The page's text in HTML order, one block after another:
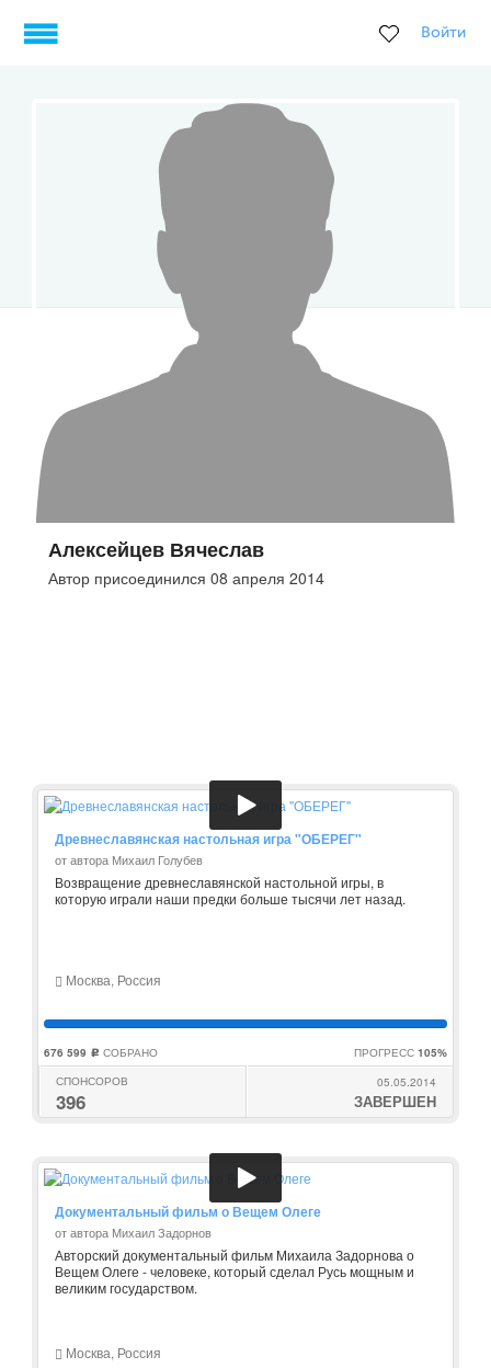
Войти
Алексейцев Вячеслав
Автор присоединился 08 апреля 2014
Древнеславянская настольная игра "ОБЕРЕГ"
от автора Михаил Голубев
Возвращение древнеславянской настольной игры, в
которую играли наши предки больше тысячи лет назад.
Москва, Россия
676 599 c СОБРАНО ПРОГРЕСС 105%
СПОНСОРОВ
396
05.05.2014
ЗАВЕРШЕН
Документальный фильм о Вещем Олеге
от автора Михаил Задорнов
Авторский документальный фильм Михаила Задорнова о
Вещем Олеге - человеке, который сделал Русь мощным и
великим государством.
Москва, Россия